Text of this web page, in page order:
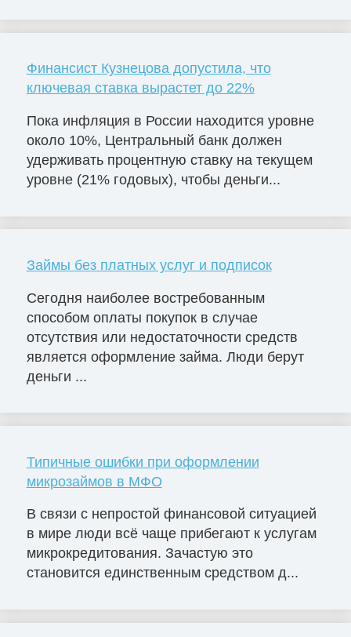
Финансист Кузнецова допустила, что
ключевая ставка вырастет до 22%
Пока инфляция в России находится уровне
около 10%, Центральный банк должен
удерживать процентную ставку на текущем
уровне (21% годовых), чтобы деньги...
Займы без платных услуг и подписок
Сегодня наиболее востребованным
способом оплаты покупок в случае
отсутствия или недостаточности средств
является оформление займа. Люди берут
деньги ...
Типичные ошибки при оформлении
микрозаймов в МФО
В связи с непростой финансовой ситуацией
в мире люди всё чаще прибегают к услугам
микрокредитования. Зачастую это
становится единственным средством д...